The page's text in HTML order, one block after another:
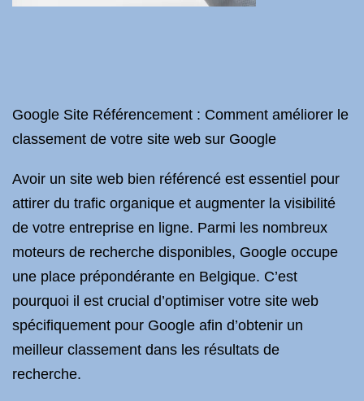
Google Site Référencement : Comment améliorer le
classement de votre site web sur Google
Avoir un site web bien référencé est essentiel pour
attirer du trafic organique et augmenter la visibilité
de votre entreprise en ligne. Parmi les nombreux
moteurs de recherche disponibles, Google occupe
une place prépondérante en Belgique. C’est
pourquoi il est crucial d’optimiser votre site web
spécifiquement pour Google afin d’obtenir un
meilleur classement dans les résultats de
recherche.